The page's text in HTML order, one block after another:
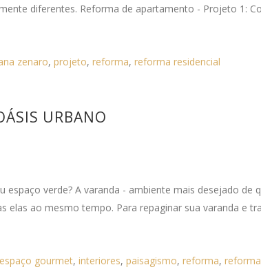
diferentes. Reforma de apartamento - Projeto 1:
zenaro, projeto, reforma, reforma residencial
URBANO
verde? A varanda - ambiente mais desejado de
elas ao mesmo tempo. Para repaginar sua varanda e
espaço gourmet, interiores, paisagismo, reforma, reforma